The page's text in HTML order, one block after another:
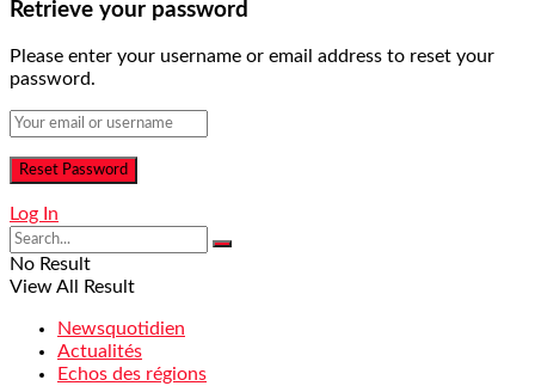
Retrieve your password
Please enter your username or email address to reset your
password.
Log In
No Result
View All Result
Newsquotidien
Actualités
Echos des régions